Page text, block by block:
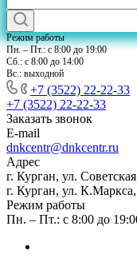
Режим работы
Пн. – Пт.: с 8:00 до 19:00
Сб.: с 8:00 до 14:00
Вс.: выходной
+7 (3522) 22-22-33
+7 (3522) 22-22-33
Заказать звонок
E-mail
dnkcentr@dnkcentr.ru
Адрес
г. Курган, ул.
г. Курган, ул.
Режим работы
Пн. – Пт.: с 8:00 до